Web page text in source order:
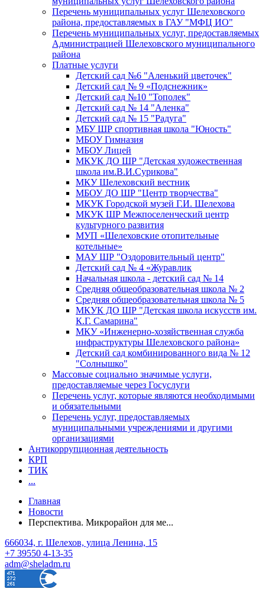
Перечень муниципальных услуг Шелеховского
района, предоставляемых в ГАУ "МФЦ ИО"
Перечень муниципальных услуг, предоставляемых
Администрацией Шелеховского муниципального
района
Платные услуги
Детский сад №6 "Аленький цветочек"
Детский сад № 9 «Подснежник»
Детский сад №10 "Тополек"
Детский сад № 14 "Аленка"
Детский сад № 15 "Радуга"
МБУ ШР спортивная школа "Юность"
МБОУ Гимназия
МБОУ Лицей
МКУК ДО ШР "Детская художественная
школа им.В.И.Сурикова"
МКУ Шелеховский вестник
МБОУ ДО ШР "Центр творчества"
МКУК Городской музей Г.И. Шелехова
МКУК ШР Межпоселенческий центр
культурного развития
МУП «Шелеховские отопительные
котельные»
МАУ ШР "Оздоровительный центр"
Детский сад № 4 «Журавлик
Начальная школа - детский сад № 14
Средняя общеобразовательная школа № 2
Средняя общеобразовательная школа № 5
МКУК ДО ШР "Детская школа искусств им.
К.Г. Самарина"
МКУ «Инженерно-хозяйственная служба
инфраструктуры Шелеховского района»
Детский сад комбинированного вида № 12
"Солнышко"
Массовые социально значимые услуги,
предоставляемые через Госуслуги
Перечень услуг, которые являются необходимыми
и обязательными
Перечень услуг, предоставляемых
муниципальными учреждениями и другими
организациями
Антикоррупционная деятельность
КРП
ТИК
...
Главная
Новости
Перспектива. Микрорайон для ме...
666034, г. Шелехов, улица Ленина, 15
+7 39550 4-13-35
adm@sheladm.ru